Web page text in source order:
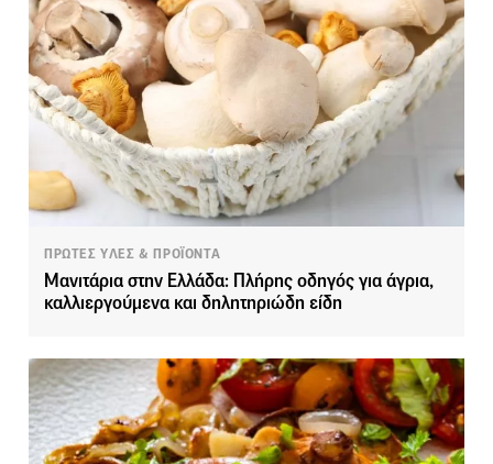
ΠΡΩΤΕΣ ΥΛΕΣ & ΠΡΟΪΟΝΤΑ
Μανιτάρια στην Ελλάδα: Πλήρης οδηγός για άγρια,
καλλιεργούμενα και δηλητηριώδη είδη